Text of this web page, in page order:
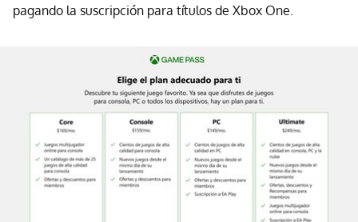
pagando la suscripción para títulos de Xbox One.